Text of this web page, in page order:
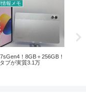
報メモ
！8GB＋256GB！
ブが実質3.1万